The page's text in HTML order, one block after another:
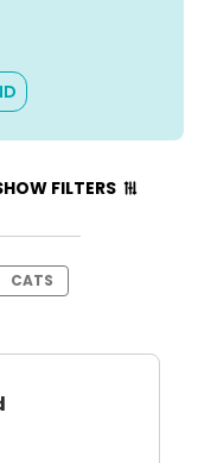
FILTERS
CATS